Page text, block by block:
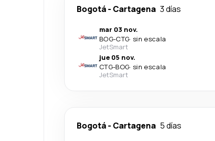
Bogotá- Cartagena 3 días
mar 03 nov.
BOG-CTG· sin escala
JetSmart
jue 05 nov.
CTG-BOG· sin escala
JetSmart
Bogotá- Cartagena 5 días